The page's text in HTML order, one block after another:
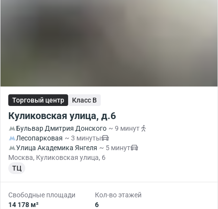
Торговый центр Класс B
Куликовская улица, д.6
Бульвар Дмитрия Донского ~ 9 минут
Лесопарковая ~ 3 минуты
Улица Академика Янгеля ~ 5 минут
Москва, Куликовская улица, 6
ТЦ
Свободные площади
14 178 м²
Кол-во этажей
6